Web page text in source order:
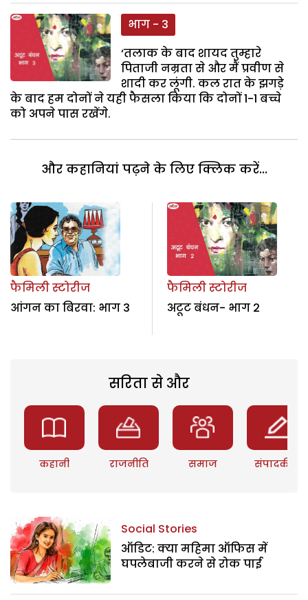
भाग - 3
‘तलाक के बाद शायद तुम्हारे
पिताजी नम्रता से और मैं प्रवीण से
शादी कर लूंगी. कल रात के झगड़े
के बाद हम दोनों ने यही फैसला किया कि दोनों 1-1 बच्चे
को अपने पास रखेंगे.
और कहानियां पढ़ने के लिए क्लिक करें...
फैमिली स्टोरीज
आंगन का बिरवा: भाग 3
फैमिली स्टोरीज
अटूट बंधन- भाग 2
सरिता से और
कहानी राजनीति समाज संपादकीय
Social Stories
ऑडिट: क्या महिमा ऑफिस में
घपलेबाजी करने से रोक पाई